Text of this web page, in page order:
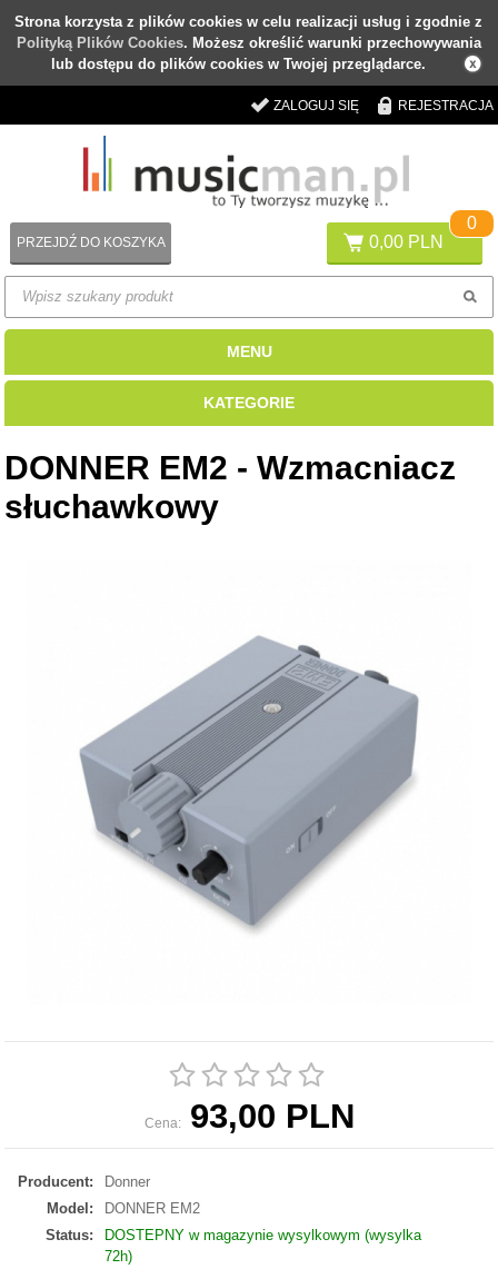
Strona korzysta z plików cookies w celu realizacji usług i zgodnie z
Polityką Plików Cookies. Możesz określić warunki przechowywania
lub dostępu do plików cookies w Twojej przeglądarce.
ZALOGUJ SIĘ REJESTRACJA
0,00 PLN
0
PRZEJDŹ DO KOSZYKA
MENU
KATEGORIE
DONNER EM2 - Wzmacniacz
słuchawkowy
Cena: 93,00 PLN
Producent:
Donner
Model:
DONNER EM2
Status:
DOSTEPNY w magazynie wysylkowym (wysylka
72h)